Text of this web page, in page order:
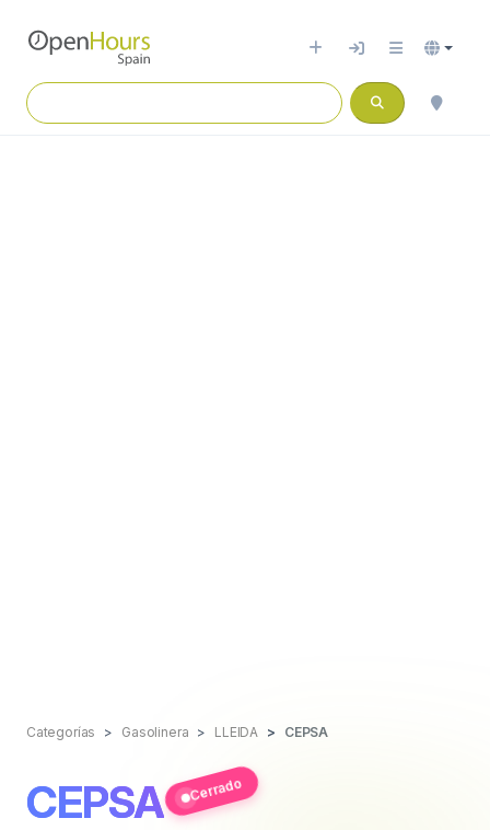
Categorías Gasolinera LLEIDA CEPSA
CEPSA Cerrado